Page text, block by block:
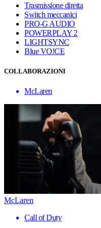
Trasmissione diretta
Switch meccanici
PRO-G AUDIO
POWERPLAY 2
LIGHTSYNC
Blue VO!CE
COLLABORAZIONI
McLaren
McLaren
Call of Duty